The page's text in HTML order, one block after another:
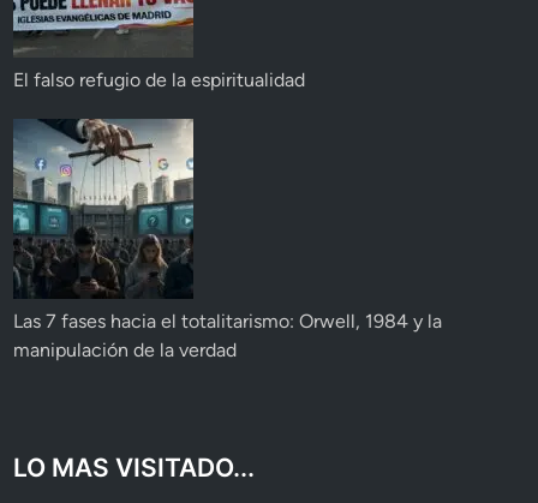
El falso refugio de la espiritualidad
Las 7 fases hacia el totalitarismo: Orwell, 1984 y la
manipulación de la verdad
LO MAS VISITADO...